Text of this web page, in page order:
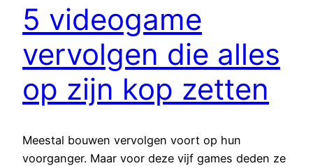
5 videogame
vervolgen die alles
op zijn kop zetten
Meestal bouwen vervolgen voort op hun
voorganger. Maar voor deze vijf games deden ze